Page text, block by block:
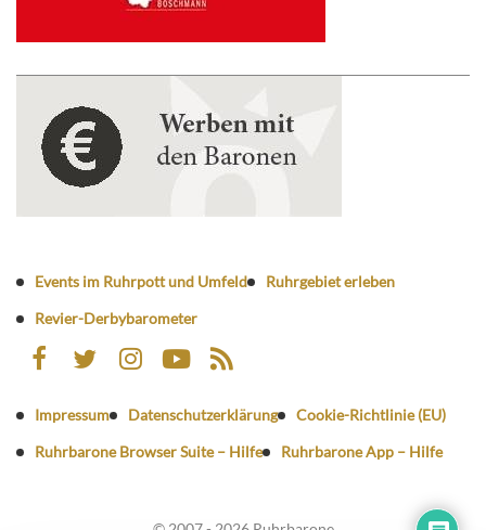
Events im Ruhrpott und Umfeld
Ruhrgebiet erleben
Revier-Derbybarometer
Impressum Datenschutzerklärung
Cookie-Richtlinie (EU)
Ruhrbarone Browser Suite – Hilfe
Ruhrbarone App – Hilfe